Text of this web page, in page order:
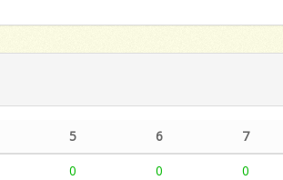
5 6 7
0 0 0